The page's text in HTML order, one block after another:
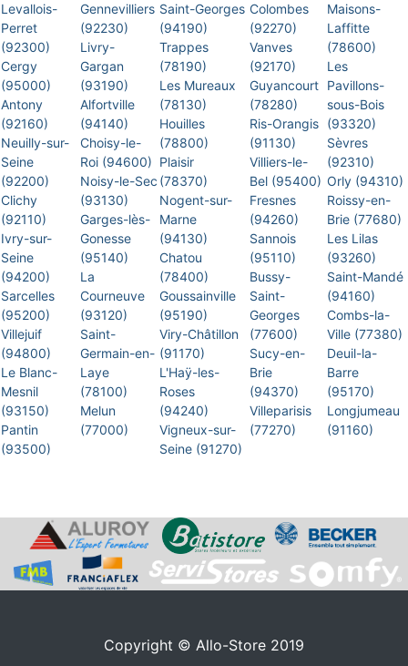
Levallois-
Perret
(92300)
Cergy
(95000)
Antony
(92160)
Neuilly-sur-
Seine
(92200)
Clichy
(92110)
Ivry-sur-
Seine
(94200)
Sarcelles
(95200)
Villejuif
(94800)
Le Blanc-
Mesnil
(93150)
Pantin
(93500)
Gennevilliers
(92230)
Livry-
Gargan
(93190)
Alfortville
(94140)
Choisy-le-
Roi (94600)
Noisy-le-Sec
(93130)
Garges-lès-
Gonesse
(95140)
La
Courneuve
(93120)
Saint-
Germain-en-
Laye
(78100)
Melun
(77000)
Saint-Georges
(94190)
Trappes
(78190)
Les Mureaux
(78130)
Houilles
(78800)
Plaisir
(78370)
Nogent-sur-
Marne
(94130)
Chatou
(78400)
Goussainville
(95190)
Viry-Châtillon
(91170)
L'Haÿ-les-
Roses
(94240)
Vigneux-sur-
Seine (91270)
Colombes
(92270)
Vanves
(92170)
Guyancourt
(78280)
Ris-Orangis
(91130)
Villiers-le-
Bel (95400)
Fresnes
(94260)
Sannois
(95110)
Bussy-
Saint-
Georges
(77600)
Sucy-en-
Brie
(94370)
Villeparisis
(77270)
Maisons-
Laffitte
(78600)
Les
Pavillons-
sous-Bois
(93320)
Sèvres
(92310)
Orly (94310)
Roissy-en-
Brie (77680)
Les Lilas
(93260)
Saint-Mandé
(94160)
Combs-la-
Ville (77380)
Deuil-la-
Barre
(95170)
Longjumeau
(91160)
Copyright © Allo-Store 2019